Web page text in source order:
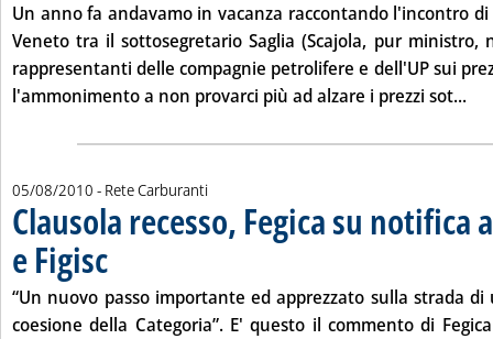
Un anno fa andavamo in vacanza raccontando l'incontro
Veneto tra il sottosegretario Saglia (Scajola, pur ministro,
rappresentanti delle compagnie petrolifere e dell'UP sui
l'ammonimento a non provarci più ad alzare i prezzi sot...
05/08/2010 - Rete Carburanti
Clausola recesso, Fegica su notifica
e Figisc . Pubblicata giovedì 05 agosto 2010 alle 15.20.
“Un nuovo passo importante ed apprezzato sulla strada
coesione della Categoria”. E' questo il commento di